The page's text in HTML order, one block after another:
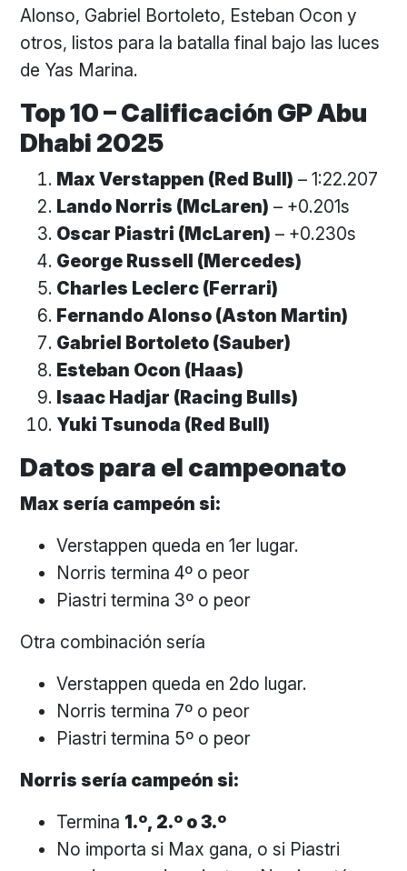
Alonso, Gabriel Bortoleto, Esteban Ocon y
otros, listos para la batalla final bajo las luces
de Yas Marina.
Top 10 – Calificación GP Abu
Dhabi 2025
Max Verstappen (Red Bull) – 1:22.207
Lando Norris (McLaren) – +0.201s
Oscar Piastri (McLaren) – +0.230s
George Russell (Mercedes)
Charles Leclerc (Ferrari)
Fernando Alonso (Aston Martin)
Gabriel Bortoleto (Sauber)
Esteban Ocon (Haas)
Isaac Hadjar (Racing Bulls)
Yuki Tsunoda (Red Bull)
Datos para el campeonato
Max sería campeón si:
Verstappen queda en 1er lugar.
Norris termina 4º o peor
Piastri termina 3º o peor
Otra combinación sería
Verstappen queda en 2do lugar.
Norris termina 7º o peor
Piastri termina 5º o peor
Norris sería campeón si:
Termina 1.º, 2.º o 3.º
No importa si Max gana, o si Piastri